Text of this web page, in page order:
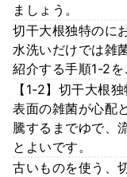
ましょう。
切干大根独特のに
水洗いだけでは雑
紹介する手順1-2を
【1-2】切干大根
表面の雑菌が心配
騰するまでゆで、
とよいです。
古いものを使う、